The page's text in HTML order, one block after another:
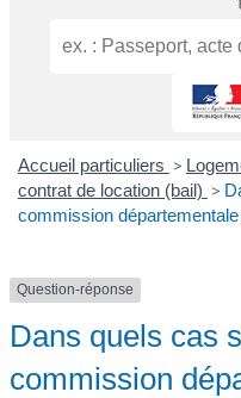
Accueil particuliers >
contrat de location (bail) >
commission
Question-réponse
Dans quels cas
commission